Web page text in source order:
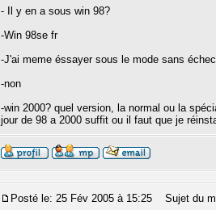
- Il y en a sous win 98?
-Win 98se fr
-J'ai meme éssayer sous le mode sans
-non
-win 2000? quel version, la normal ou la
jour de 98 a 2000 suffit ou il faut que je
Posté le: 25 Fév 2005 à 15:25 Sujet du